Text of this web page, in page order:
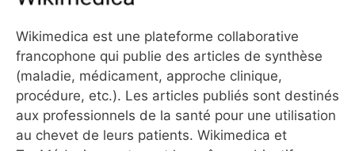
Wikimedica est une plateforme collaborative
francophone qui publie des articles de synthèse
(maladie, médicament, approche clinique,
procédure, etc.). Les articles publiés sont destinés
aux professionnels de la santé pour une utilisation
au chevet de leurs patients. Wikimedica et